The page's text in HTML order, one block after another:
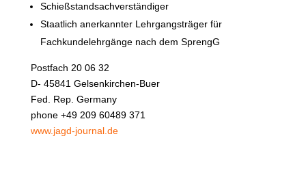
Schießstandsachverständiger
Staatlich anerkannter Lehrgangsträger für
Fachkundelehrgänge nach dem SprengG
Postfach 20 06 32
D- 45841 Gelsenkirchen-Buer
Fed. Rep. Germany
phone +49 209 60489 371
www.jagd-journal.de